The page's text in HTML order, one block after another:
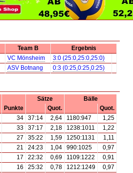
Team B
Ergebnis
VC Mönsheim
3:0 (25:0,25:0,25:0)
ASV Botnang 0:3 (0:25,0:25,0:25)
Sätze
Bälle
Punkte Quot.
Quot.
34 37:14 2,64 1180:947
1,25
33 37:17 2,18 1238:1011
1,22
27 35:22 1,59 1250:1131
1,11
21 24:23 1,04 990:1025
0,97
17 22:32 0,69 1109:1222
0,91
16 25:32 0,78 1212:1249
0,97